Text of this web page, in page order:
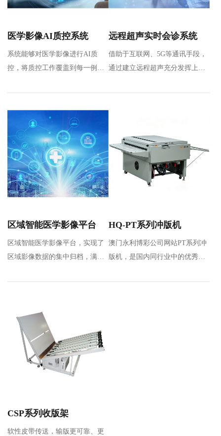
医学影像AI质控系统
系统能够对医学影像进行AI质
控，将质控工作覆盖到每一例影
远程超声实时会诊系统
借助于互联网、5G等通讯手段，
通过建立远程超声充分发挥上级
区域智能医学影像平台
区域智能医学影像平台，实现了
区域影像数据的集中归档，满足
HQ-PT系列冲版机
澳门永利博彩公司网站PT系列冲
版机，是国内同行业中的优秀品
CSP系列收版架
软性皮带传送，输版更可靠、更